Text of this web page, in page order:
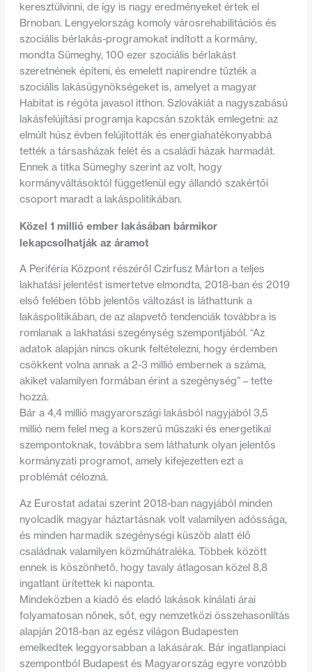
keresztülvinni, de így is nagy eredményeket értek el
Brnoban. Lengyelország komoly városrehabilitációs és
szociális bérlakás-programokat indított a kormány,
mondta Sümeghy, 100 ezer szociális bérlakást
szeretnének építeni, és emelett napirendre tűzték a
szociális lakásügynökségeket is, amelyet a magyar
Habitat is régóta javasol itthon. Szlovákiát a nagyszabású
lakásfelújítási programja kapcsán szokták emlegetni: az
elmúlt húsz évben felújították és energiahatékonyabbá
tették a társasházak felét és a családi házak harmadát.
Ennek a titka Sümeghy szerint az volt, hogy
kormányváltásoktól függetlenül egy állandó szakértői
csoport maradt a lakáspolitikában.
Közel 1 millió ember lakásában bármikor
lekapcsolhatják az áramot
A Periféria Központ részéről Czirfusz Márton a teljes
lakhatási jelentést ismertetve elmondta, 2018-ban és 2019
első felében több jelentős változást is láthattunk a
lakáspolitikában, de az alapvető tendenciák továbbra is
romlanak a lakhatási szegénység szempontjából. “Az
adatok alapján nincs okunk feltételezni, hogy érdemben
csökkent volna annak a 2-3 millió embernek a száma,
akiket valamilyen formában érint a szegénység” – tette
hozzá.
Bár a 4,4 millió magyarországi lakásból nagyjából 3,5
millió nem felel meg a korszerű műszaki és energetikai
szempontoknak, továbbra sem láthatunk olyan jelentős
kormányzati programot, amely kifejezetten ezt a
problémát célozná.
Az Eurostat adatai szerint 2018-ban nagyjából minden
nyolcadik magyar háztartásnak volt valamilyen adóssága,
és minden harmadik szegénységi küszöb alatt élő
családnak valamilyen közműhátraléka. Többek között
ennek is köszönhető, hogy tavaly átlagosan közel 8,8
ingatlant ürítettek ki naponta.
Mindeközben a kiadó és eladó lakások kínálati árai
folyamatosan nőnek, sőt, egy nemzetközi összehasonlítás
alapján 2018-ban az egész világon Budapesten
emelkedtek leggyorsabban a lakásárak. Bár ingatlanpiaci
szempontból Budapest és Magyarország egyre vonzóbb